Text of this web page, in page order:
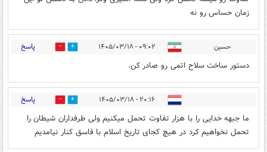
زمان حساس رو نه
حسین ۰۹:۰۲ - ۱۴۰۵/۰۳/۱۸ 1 پاسخ
دستور ساخت سلاح اتمی رو صادر کن.
۲۰:۱۶ - ۱۴۰۵/۰۳/۱۸ 1 پاسخ
ما جبهه خدایی را با هزار تفاوت تحمل میکنیم ولی طرفداران شیطان را
تحمل نخواهیم کرد در هیچ کجای تاریخ اسلام با فاسق کنار نیامدیم